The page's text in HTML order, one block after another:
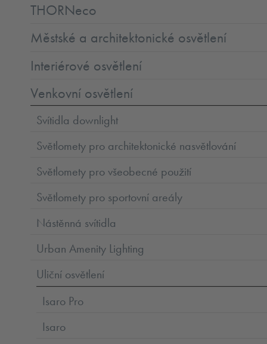
THORNeco
Městské a architektonické osvětlení
Interiérové osvětlení
Venkovní osvětlení
Svítidla downlight
Světlomety pro architektonické nasvětlování
Světlomety pro všeobecné použití
Světlomety pro sportovní areály
Nástěnná svítidla
Urban Amenity Lighting
Uliční osvětlení
Isaro Pro
Isaro